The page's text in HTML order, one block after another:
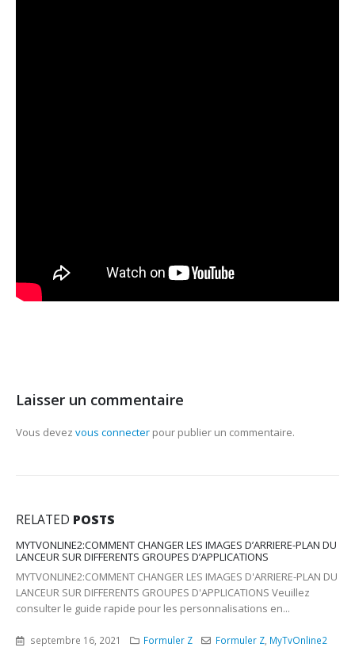
Laisser un commentaire
Vous devez vous connecter pour publier un commentaire.
RELATED POSTS
MYTVONLINE2:COMMENT CHANGER LES IMAGES D’ARRIERE-PLAN DU
LANCEUR SUR DIFFERENTS GROUPES D’APPLICATIONS
MYTVONLINE2:COMMENT CHANGER LES IMAGES D'ARRIERE-PLAN DU
LANCEUR SUR DIFFERENTS GROUPES D'APPLICATIONS Veuillez
consulter le guide rapide pour les personnalisations en...
septembre 16, 2021 Formuler Z Formuler Z MyTvOnline2